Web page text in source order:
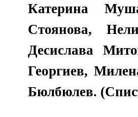
Катерина
Стоянова,
Десислава
Георгиев,
Бюлбюлев.